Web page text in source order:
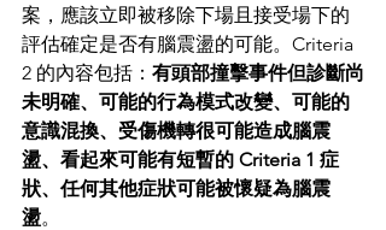
案，應該立即被移除下場且接受場下的
評估確定是否有腦震盪的可能。Criteria
2 的內容包括： 有頭部撞擊事件但診斷尚
未明確、可能的行為模式改變、可能的
意識混換、受傷機轉很可能造成腦震
盪、看起來可能有短暫的 Criteria 1 症
狀、任何其他症狀可能被懷疑為腦震
盪。